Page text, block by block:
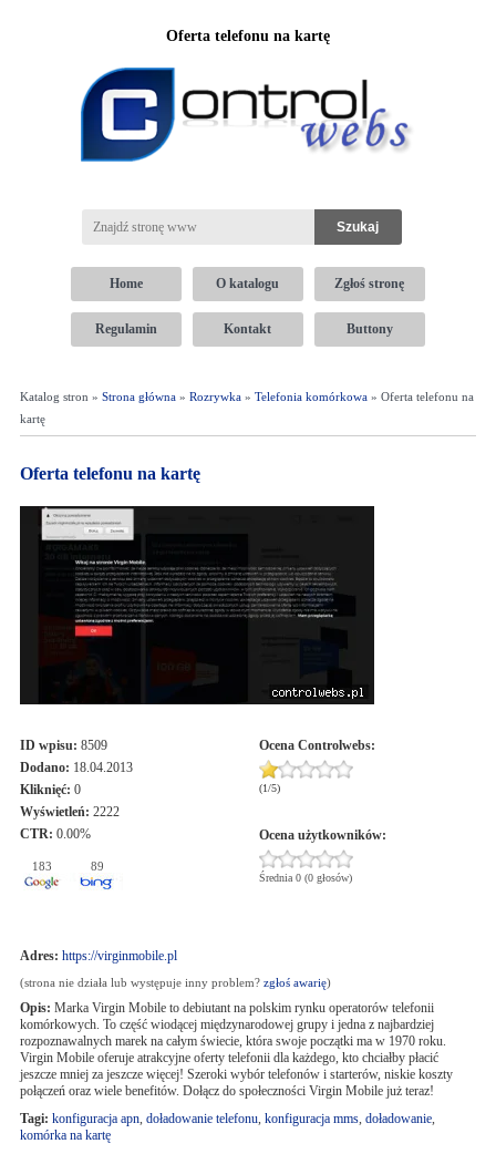
Oferta telefonu na kartę
Home O katalogu Zgłoś stronę
Regulamin Kontakt Buttony
Katalog stron » Strona główna» Rozrywka» Telefonia komórkowa» Oferta telefonu na
kartę
Oferta telefonu na kartę
ID wpisu: 8509
Dodano: 18.04.2013
Kliknięć: 0
Wyświetleń: 2222
CTR: 0.00%
183 89
Ocena Controlwebs:
(1/5)
Ocena użytkowników:
Średnia 0 (0 głosów)
Adres: https://virginmobile.pl
(strona nie działa lub występuje inny problem? zgłoś awarię)
Opis: Marka Virgin Mobile to debiutant na polskim rynku operatorów telefonii
komórkowych. To część wiodącej międzynarodowej grupy i jedna z najbardziej
rozpoznawalnych marek na całym świecie, która swoje początki ma w 1970 roku.
Virgin Mobile oferuje atrakcyjne oferty telefonii dla każdego, kto chciałby płacić
jeszcze mniej za jeszcze więcej! Szeroki wybór telefonów i starterów, niskie koszty
połączeń oraz wiele benefitów. Dołącz do społeczności Virgin Mobile już teraz!
Tagi: konfiguracja apn, doładowanie telefonu, konfiguracja mms, doładowanie,
komórka na kartę